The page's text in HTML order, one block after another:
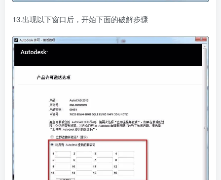
13.出现以下窗口后，开始下面的破解步骤